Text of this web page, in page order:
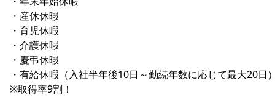
・産休休暇
・育児休暇
・介護休暇
・慶弔休暇
・有給休暇（入社半年後10日～勤続年数に応じて最大20日
※取得率9割！